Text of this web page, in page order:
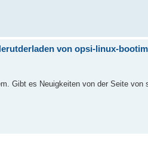
von opsi-linux-
Gibt es Neuigkeiten von der Seite von